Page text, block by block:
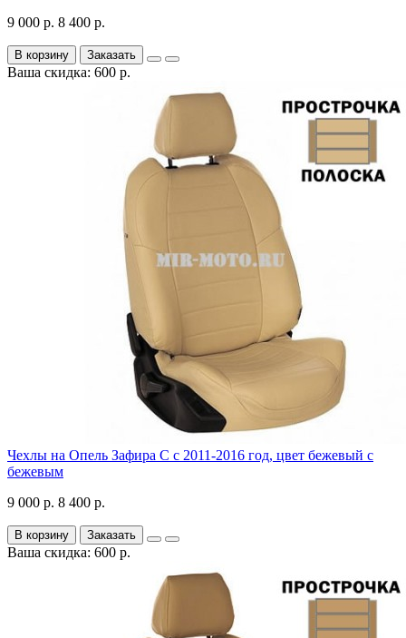
9 000 р. 8 400 р.
В корзину Заказать
Ваша скидка: 600 р.
Чехлы на Опель Зафира С с 2011-2016 год, цвет бежевый с
бежевым
9 000 р. 8 400 р.
В корзину Заказать
Ваша скидка: 600 р.